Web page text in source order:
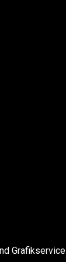
Grafikservice